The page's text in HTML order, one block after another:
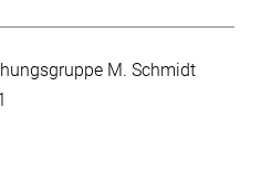
M. Schmidt